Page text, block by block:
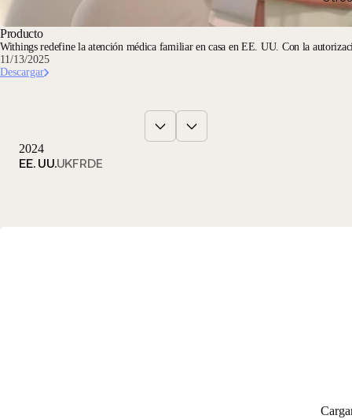
Producto
Withings redefine la atención médica familiar en casa en EE. UU. Con la
11/13/2025
Descargar
2024
EE. UU.UKFRDE